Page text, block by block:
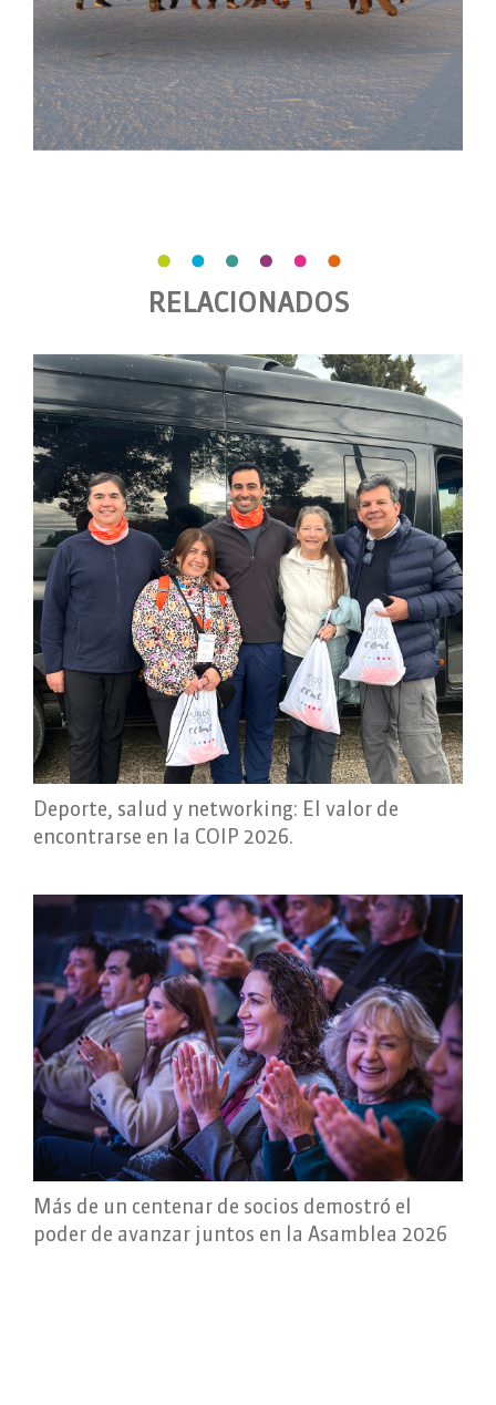
RELACIONADOS
Deporte, salud y networking: El valor de
encontrarse en la COIP 2026.
Más de un centenar de socios demostró el
poder de avanzar juntos en la Asamblea 2026